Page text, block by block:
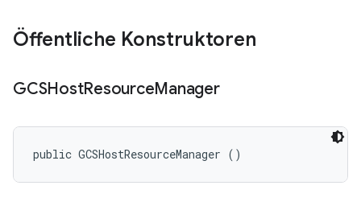
Öffentliche Konstruktoren
GCSHostResourceManager
public GCSHostResourceManager ()